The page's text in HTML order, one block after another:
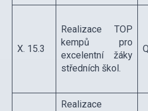
X. 15.3
Realizace TOP
kempů pro
excelentní žáky
středních škol.
Realizace